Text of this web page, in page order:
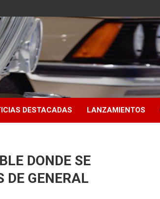
DESTACADAS LANZAMIENTOS
DONDE SE
DE GENERAL